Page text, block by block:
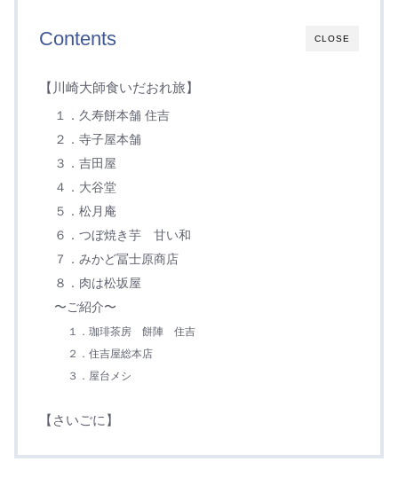
CLOSE
Contents
【川崎大師食いだおれ旅】
１．久寿餅本舗 住吉
２．寺子屋本舗
３．吉田屋
４．大谷堂
５．松月庵
６．つぼ焼き芋 甘い和
７．みかど冨士原商店
８．肉は松坂屋
〜ご紹介〜
１．珈琲茶房 餅陣 住吉
２．住吉屋総本店
３．屋台メシ
【さいごに】